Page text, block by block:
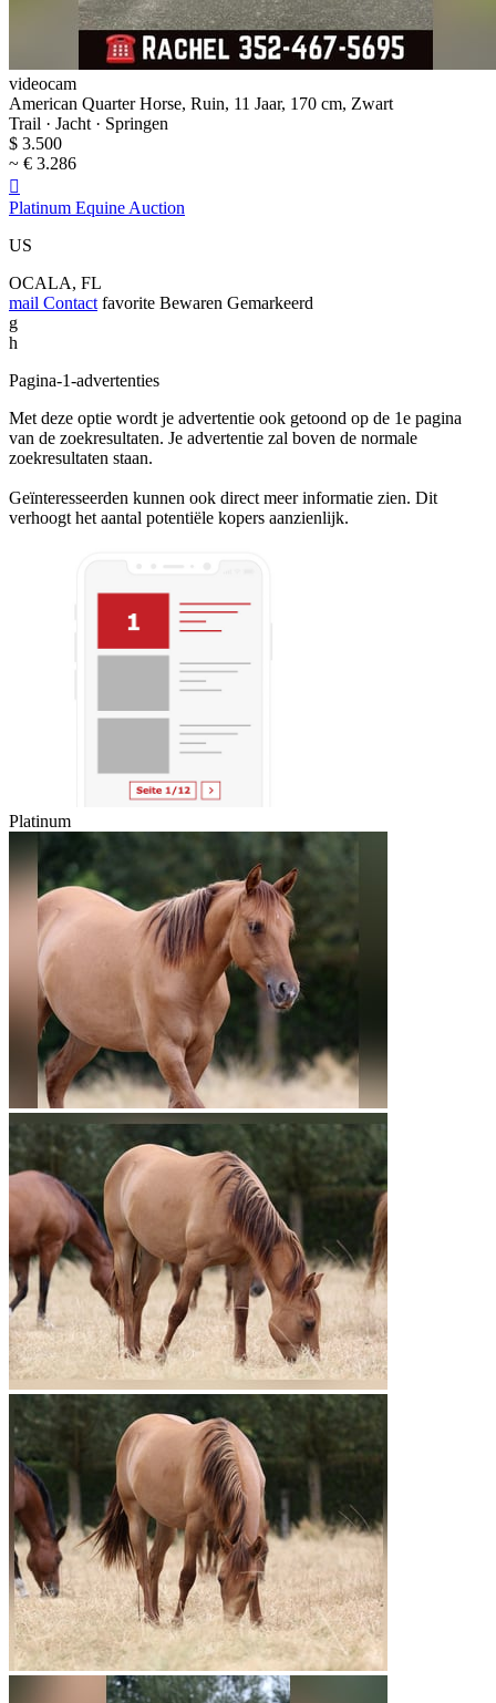
videocam
American Quarter Horse, Ruin, 11 Jaar, 170 cm, Zwart
Trail · Jacht · Springen
$ 3.500
~ € 3.286

Platinum Equine Auction
US
OCALA, FL
mail Contact favorite Bewaren Gemarkeerd
g
h
Pagina-1-advertenties
Met deze optie wordt je advertentie ook getoond op de 1e pagina
van de zoekresultaten. Je advertentie zal boven de normale
zoekresultaten staan.
Geïnteresseerden kunnen ook direct meer informatie zien. Dit
verhoogt het aantal potentiële kopers aanzienlijk.
Platinum